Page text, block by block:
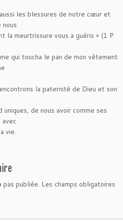
les blessures de notre cœur et
la meurtrissure vous a guéris » (1 P
qui toucha le pan de mon vêtement
la paternité de Dieu et son
uniques, de nous avoir comme ses
vie.
publiée. Les champs obligatoires